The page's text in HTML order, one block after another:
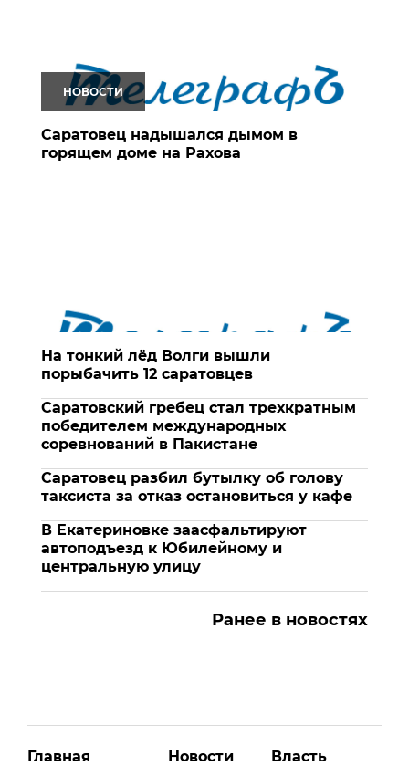
НОВОСТИ
Саратовец надышался дымом в
горящем доме на Рахова
На тонкий лёд Волги вышли
порыбачить 12 саратовцев
Саратовский гребец стал трехкратным
победителем международных
соревнований в Пакистане
Саратовец разбил бутылку об голову
таксиста за отказ остановиться у кафе
В Екатериновке заасфальтируют
автоподъезд к Юбилейному и
центральную улицу
Ранее в новостях
Главная Новости Власть